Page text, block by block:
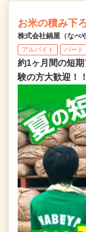
お米の積み下
株式会社鍋屋（なべ
アルバイト パート
約1ヶ月間の短
験の方大歓迎！！